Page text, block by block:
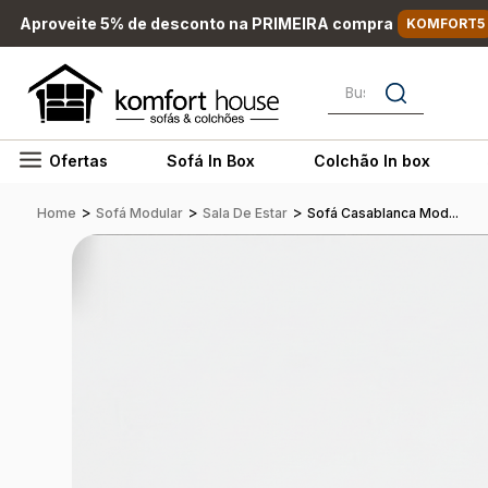
Aproveite 5% de desconto na PRIMEIRA compra KOMFORT5
Busque por nome,
Ofertas Sofá In Box Colchão In box
Home > Sofá Modular > Sala De Estar > Sofá Casablanca Mod...